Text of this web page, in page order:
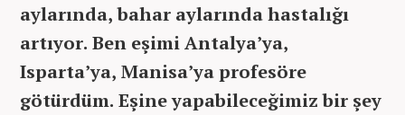
aylarında, bahar aylarında hastalığı
artıyor. Ben eşimi Antalya’ya,
Isparta’ya, Manisa’ya profesöre
götürdüm. Eşine yapabileceğimiz bir şey